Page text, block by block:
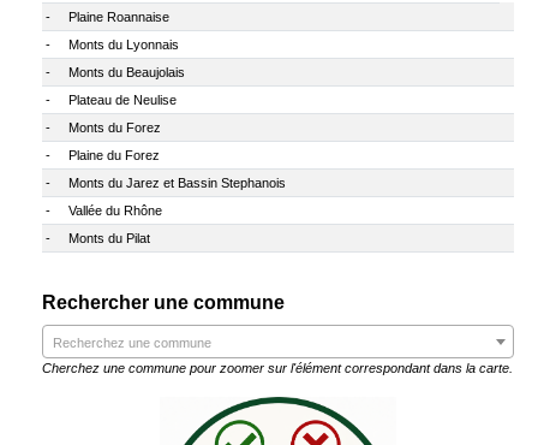
-
Plaine Roannaise
-
Monts du Lyonnais
-
Monts du Beaujolais
-
Plateau de Neulise
-
Monts du Forez
-
Plaine du Forez
-
Monts du Jarez et Bassin Stephanois
-
Vallée du Rhône
-
Monts du Pilat
Rechercher une commune
Recherchez une commune
Cherchez une commune pour zoomer sur l'élément correspondant dans la carte.